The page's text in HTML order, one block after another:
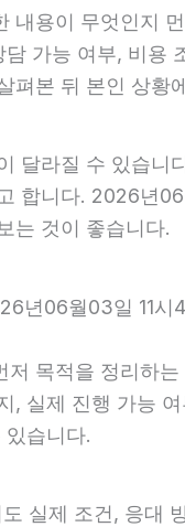
내용이 무엇인지
가능 여부, 비용
펴본 뒤 본인 상황
달라질 수 있습
합니다. 2026년
는 것이 좋습니다.
년06월03일 11시
목적을 정리하
, 실제 진행 가능
습니다.
실제 조건, 응대